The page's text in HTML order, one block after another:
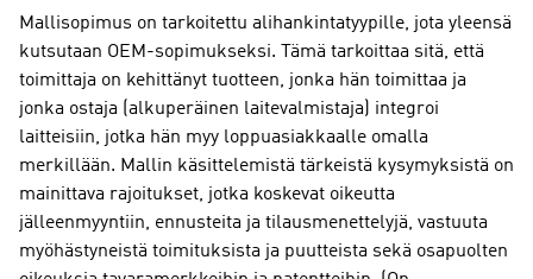
contract)
määrä
Mallisopimus on tarkoitettu alihankintatyypille, jota yleensä
kutsutaan OEM-sopimukseksi. Tämä tarkoittaa sitä, että
toimittaja on kehittänyt tuotteen, jonka hän toimittaa ja
jonka ostaja (alkuperäinen laitevalmistaja) integroi
laitteisiin, jotka hän myy loppuasiakkaalle omalla
merkillään. Mallin käsittelemistä tärkeistä kysymyksistä on
mainittava rajoitukset, jotka koskevat oikeutta
jälleenmyyntiin, ennusteita ja tilausmenettelyjä, vastuuta
myöhästyneistä toimituksista ja puutteista sekä osapuolten